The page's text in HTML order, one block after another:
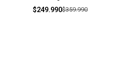
$249.990$359.990